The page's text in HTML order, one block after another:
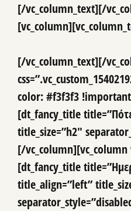
[/vc_column_text][/
[/vc_column_text][/
color: #f3f3f3
[dt_fancy_title
title_size=”h2″
[/
[dt_fancy_title
title_align=”left”